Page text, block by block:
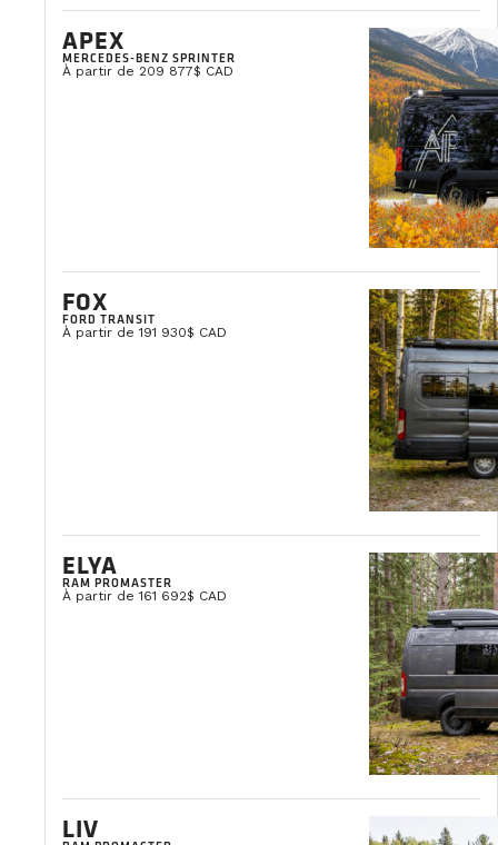
APEX
MERCEDES-BENZ SPRINTER
À partir de 209 877$ CAD
FOX
FORD TRANSIT
À partir de 191 930$ CAD
ELYA
RAM PROMASTER
À partir de 161 692$ CAD
LIV